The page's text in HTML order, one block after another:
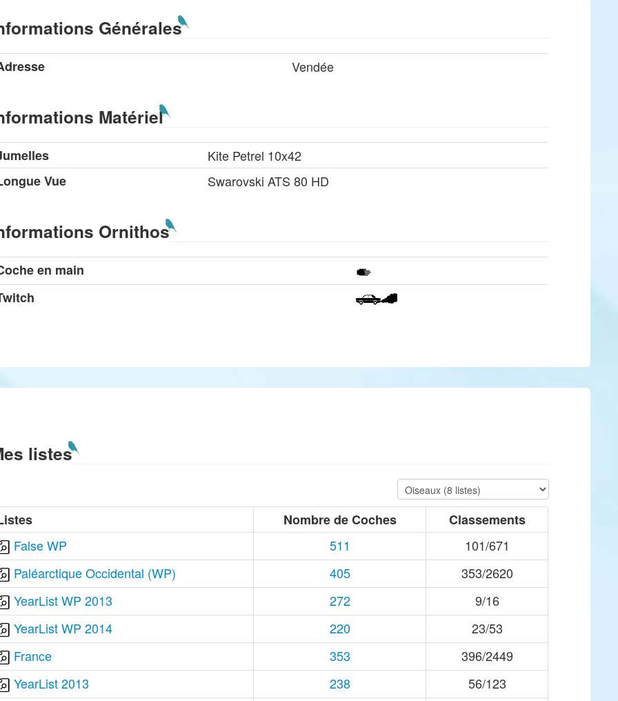
Générales
Vendée
Matériel
Kite Petrel 10x42
Vue
Swarovski ATS 80 HD
Ornithos
en main
listes
Nombre de Coches
Classements
False WP
511
101/671
Paléarctique Occidental (WP)
405
353/2620
YearList WP 2013
272
9/16
YearList WP 2014
220
23/53
France
353
396/2449
YearList 2013
238
56/123